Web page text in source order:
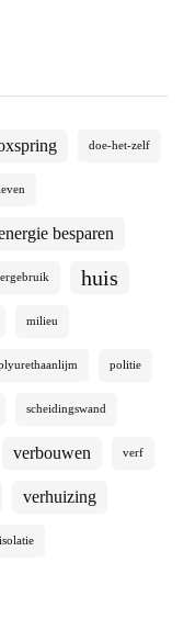
doe-het-zelf
besparen
huis
milieu
politie
scheidingswand
verbouwen verf
verhuizing